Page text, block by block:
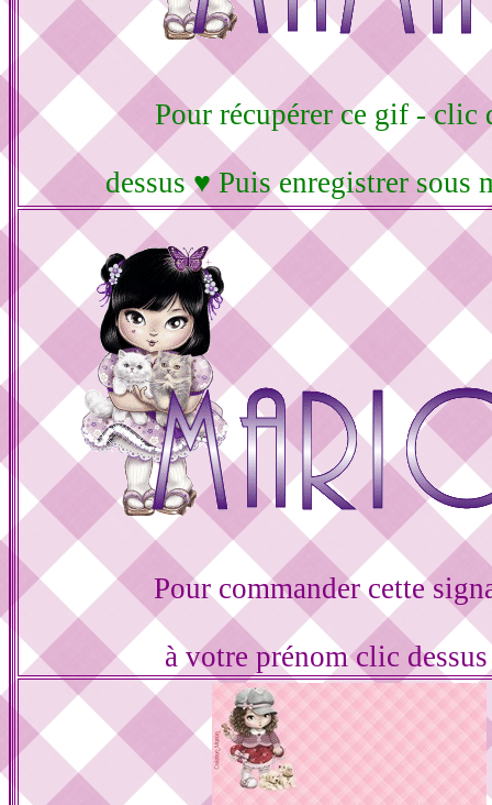
Pour récupérer ce gif - clic
dessus ♥ Puis enregistrer sous
Pour commander cette
à votre prénom clic